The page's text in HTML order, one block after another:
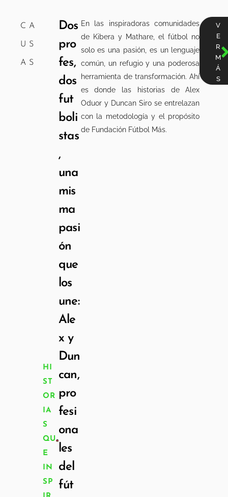
CA
US
AS
HI
ST
OR
IA
S
QU
E
IN
SP
Dos
pro
fes,
dos
fut
boli
stas
,
una
mis
ma
pasi
ón
que
los
une:
Ale
x y
Dun
can,
pro
fesi
ona
les
del
fút
En las inspiradoras comunidades
de Kibera y Mathare, el fútbol no
solo es una pasión, es un lenguaje
común, un refugio y una poderosa
herramienta de transformación. Ahí
es donde las historias de Alex
Oduor y Duncan Siro se entrelazan
con la metodología y el propósito
de Fundación Fútbol Más.
V
E
R
M
Á
S